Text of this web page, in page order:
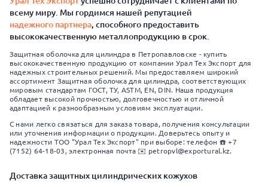
всему миру. Мы гордимся нашей репутацией
надежного партнера, способного предоставить
высококачественную металлопродукцию в срок.
Защитная оболочка для цилиндра в Петропавловске - купить
высококачественную продукцию от компании Урал Тех Экспорт для
надежных строительных решений. Мы предоставляем широкий
ассортимент Защитная оболочка для цилиндра, соответствующих
мировым стандартам ГОСТ, ТУ, ASTM, EN, DIN. Наша продукция
обладает высокой прочностью, долговечностью и отличной
адаптацией к разнообразным условиям эксплуатации.
С нами легко связаться для заказа товара, получения консультации
или уточнения информации о продукции. Доверьтесь опыту и
надежности ТОО "Урал Тех Экспорт" при выборе: телефон ☎️ +7
(7152) 64-18-03, электронная почта ✉️ petropvl@exportural.kz.
Доставка защитных цилиндрических кожухов